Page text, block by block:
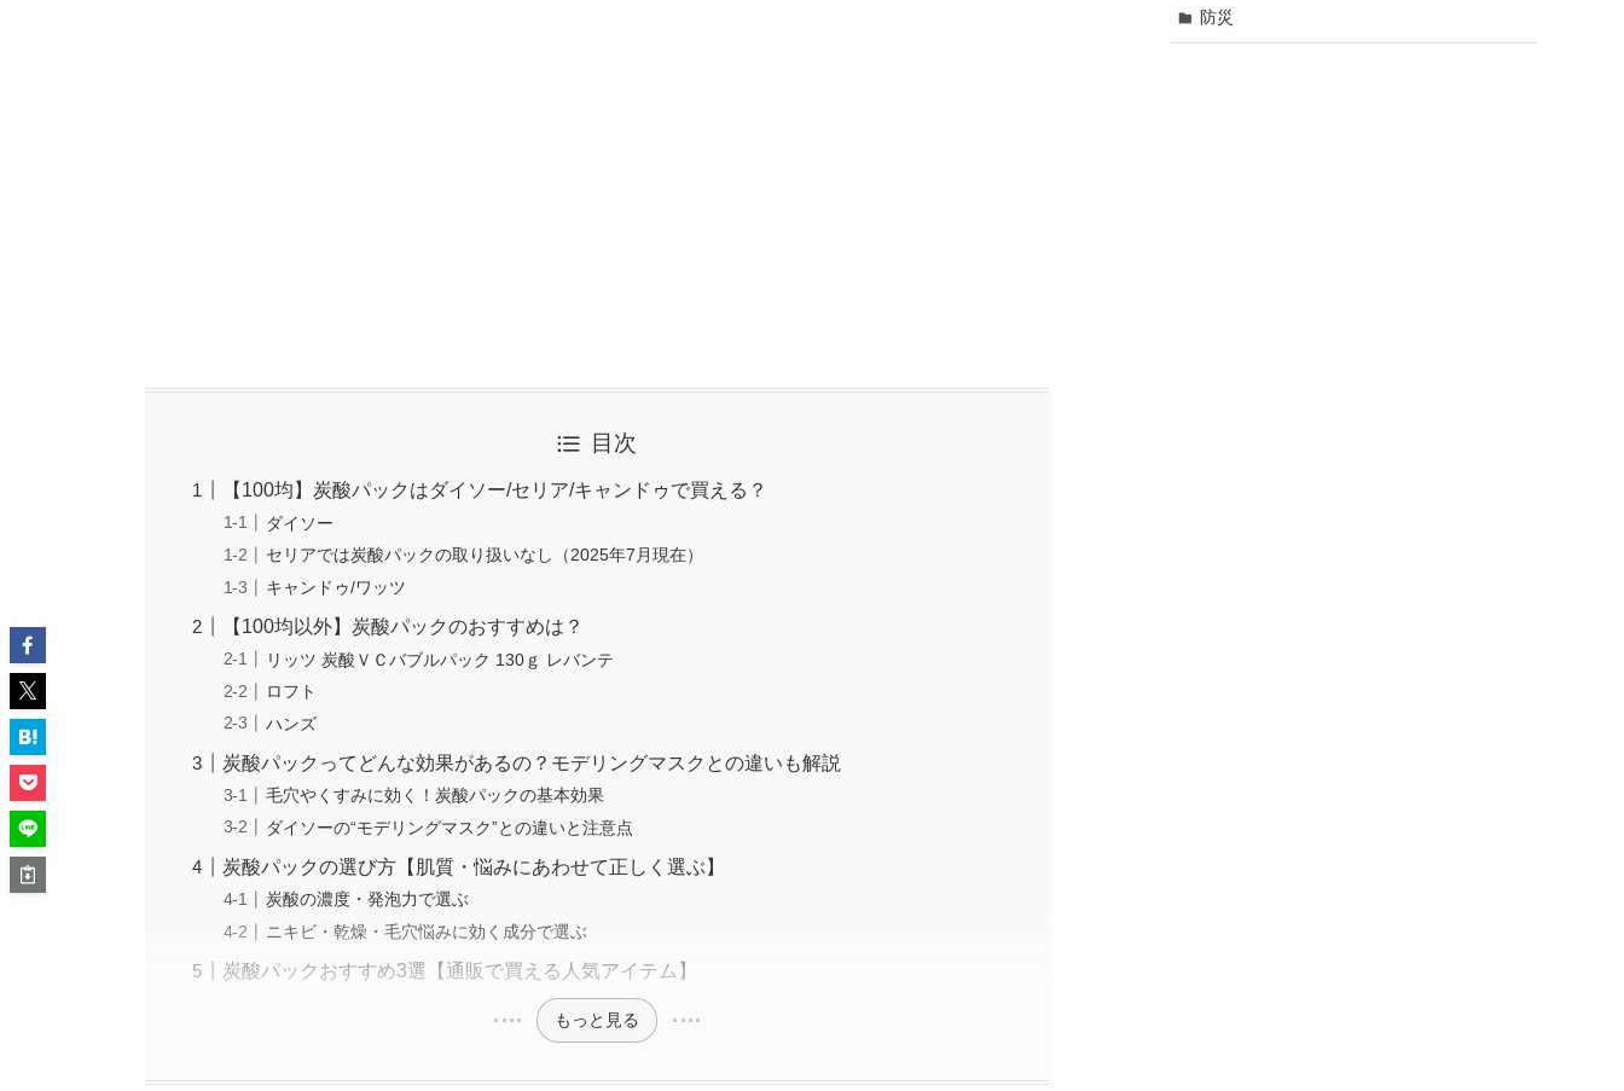
目次
【100均】炭酸パックはダイソー/セリア/キャンドゥで買える？
ダイソー
セリアでは炭酸パックの取り扱いなし（2025年7月現在）
キャンドゥ/ワッツ
【100均以外】炭酸パックのおすすめは？
リッツ 炭酸ＶＣバブルパック 130ｇ レバンテ
ロフト
ハンズ
炭酸パックってどんな効果があるの？モデリングマスクとの違いも解説
毛穴やくすみに効く！炭酸パックの基本効果
ダイソーの“モデリングマスク”との違いと注意点
炭酸パックの選び方【肌質・悩みにあわせて正しく選ぶ】
炭酸の濃度・発泡力で選ぶ
ニキビ・乾燥・毛穴悩みに効く成分で選ぶ
炭酸パックおすすめ3選【通販で買える人気アイテム】
もっと見る
防災